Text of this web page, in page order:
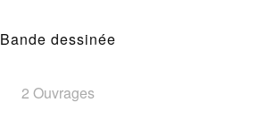
Bande dessinée
2 Ouvrages